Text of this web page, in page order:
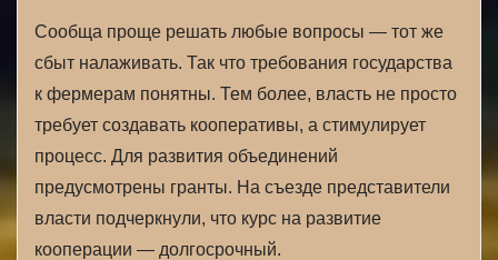
Сообща проще решать любые вопросы — тот же
сбыт налаживать. Так что требования государства
к фермерам понятны. Тем более, власть не просто
требует создавать кооперативы, а стимулирует
процесс. Для развития объединений
предусмотрены гранты. На съезде представители
власти подчеркнули, что курс на развитие
кооперации — долгосрочный.